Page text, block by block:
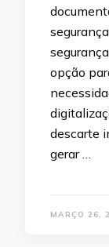
opção
descarte
gerar …
MARÇO 26,